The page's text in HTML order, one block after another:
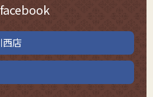
facebook
西店